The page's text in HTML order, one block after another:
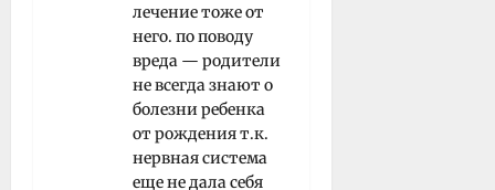
лечение тоже от
него. по поводу
вреда — родители
не всегда знают о
болезни ребенка
от рождения т.к.
нервная система
еще не дала себя